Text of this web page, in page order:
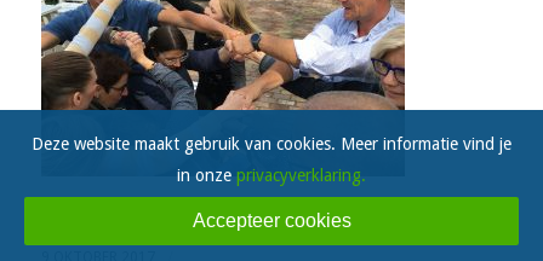
Deze website maakt gebruik van cookies. Meer informatie vind je
in onze privacyverklaring.
Accepteer cookies